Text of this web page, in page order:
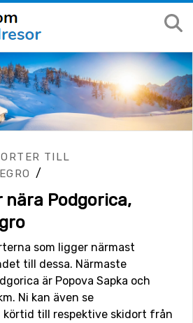
TILL
/
nära Podgorica,
som ligger närmast
till dessa. Närmaste
är Popova Sapka och
Ni kan även se
körtid till respektive skidort från